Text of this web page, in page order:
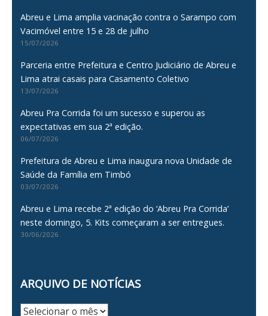
Abreu e Lima amplia vacinação contra o Sarampo com
Vacimóvel entre 15 e 28 de julho
15/07/2026
Parceria entre Prefeitura e Centro Judiciário de Abreu e
Lima atrai casais para Casamento Coletivo
13/07/2026
Abreu Pra Corrida foi um sucesso e superou as
expectativas em sua 2ª edição.
06/07/2026
Prefeitura de Abreu e Lima inaugura nova Unidade de
Saúde da Família em Timbó
03/07/2026
Abreu e Lima recebe 2ª edição do ‘Abreu Pra Corrida’
neste domingo, 5. Kits começaram a ser entregues.
30/06/2026
ARQUIVO DE NOTÍCIAS
Arquivo